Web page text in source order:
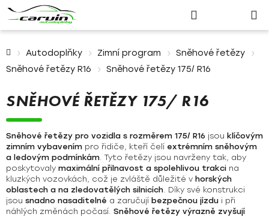
Přihlášení
košík
Autodoplňky Zimní program
Sněhové řetězy
Sněhové řetězy R16
Sněhové řetězy 175/ R16
SNĚHOVÉ ŘETĚZY 175/ R16
Sněhové řetězy pro vozidla s rozměrem 175/ R16 jsou klíčovým
zimním vybavením pro řidiče, kteří čelí extrémním sněhovým
a ledovým podmínkám. Tyto řetězy jsou navrženy tak, aby
poskytovaly maximální přilnavost a spolehlivou trakci na
kluzkých vozovkách, což je zvláště důležité v horských
oblastech a na zledovatělých silnicích. Díky své konstrukci
jsou snadno nasaditelné a zaručují bezpečnou jízdu i při
náhlých změnách počasí. Sněhové řetězy výrazně zvyšují